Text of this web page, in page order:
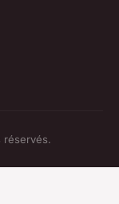
réservés.